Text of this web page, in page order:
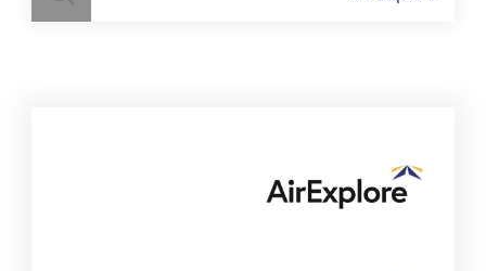
Air Explore